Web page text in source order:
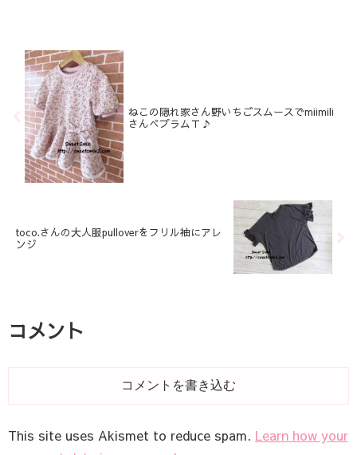
ねこの隠れ家さん野いちごスムースでmiimili
さんぺプラムＴ♪
toco.さんの大人服pulloverをフリル袖にアレ
ンジ
コメント
コメントを書き込む
This site uses Akismet to reduce spam. Learn how your